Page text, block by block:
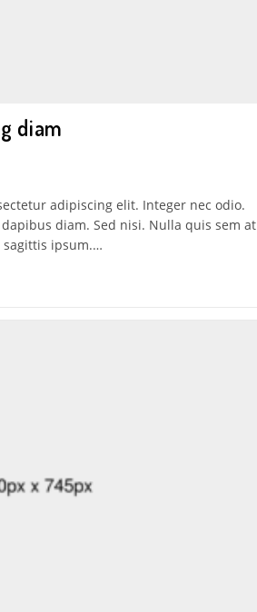
diam
adipiscing elit. Integer nec odio.
diam. Sed nisi. Nulla quis sem at
ipsum.…